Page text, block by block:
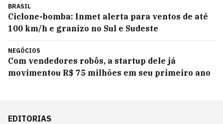
BRASIL
Ciclone-bomba: Inmet alerta para ventos de até
100 km/h e granizo no Sul e Sudeste
NEGÓCIOS
Com vendedores robôs, a startup dele já
movimentou R$ 75 milhões em seu primeiro ano
EDITORIAS